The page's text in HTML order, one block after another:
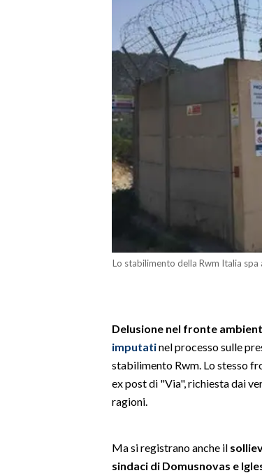
Lo stabilimento della Rwm Italia spa
Delusione nel fronte
imputatinel processo sulle
stabilimento Rwm. Lo stesso
ex post di "Via", richiesta dai
ragioni.
Ma si registrano anche il
sindaci di Domusnovas e